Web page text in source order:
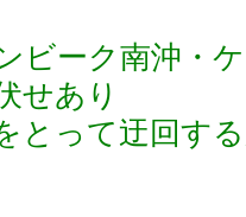
ビーク南沖・
せあり
とって迂回す